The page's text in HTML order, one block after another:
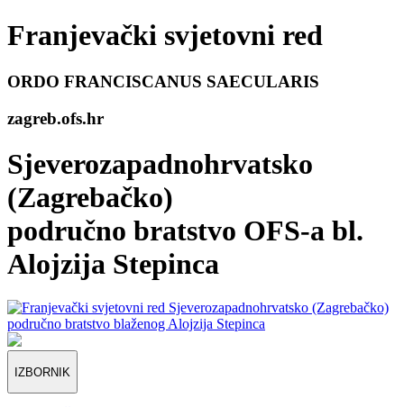
Franjevački svjetovni red
ORDO FRANCISCANUS SAECULARIS
zagreb.ofs.hr
Sjeverozapadnohrvatsko
(Zagrebačko)
područno bratstvo OFS-a bl.
Alojzija Stepinca
IZBORNIK